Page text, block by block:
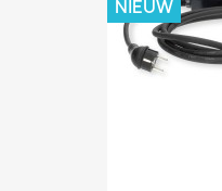
NIEUW